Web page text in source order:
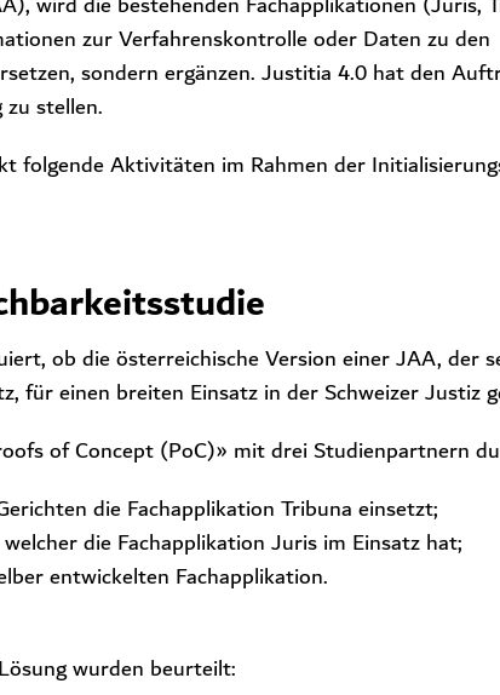
zur Verfahrenskontrolle oder Daten zu den
sondern ergänzen. Justitia 4.0 hat den
stellen.
folgende Aktivitäten im Rahmen der
ob die österreichische Version einer JAA, der
für einen breiten Einsatz in der Schweizer Justiz
of Concept (PoC)» mit drei Studienpartnern
die Fachapplikation Tribuna einsetzt;
die Fachapplikation Juris im Einsatz hat;
entwickelten Fachapplikation.
wurden beurteilt: